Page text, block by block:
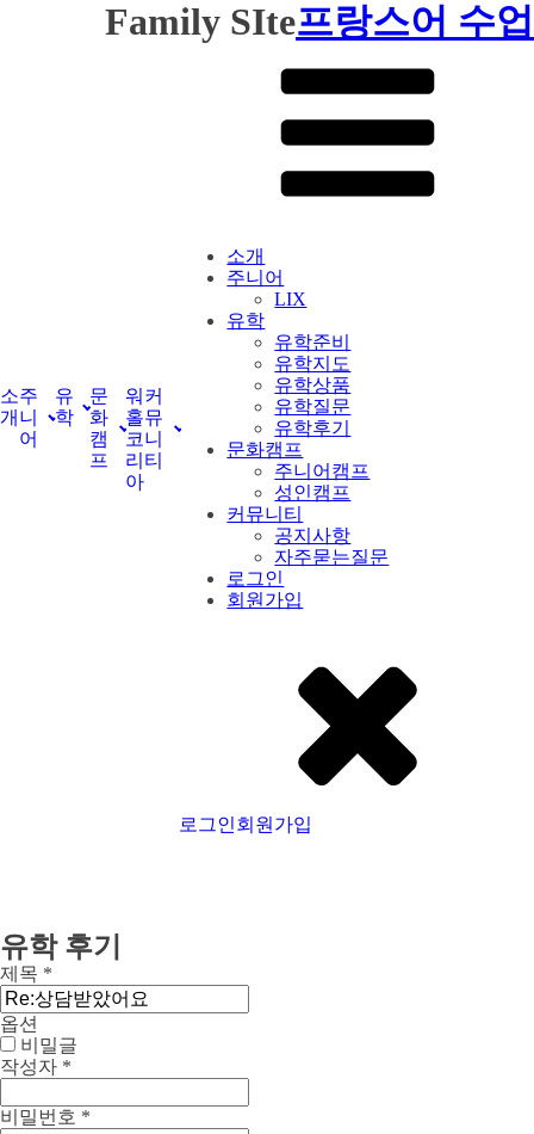
Family SIte프랑스어 수업
소
개
주
니
어
유
학
문
화
캠
프
워
홀
코
리
아
커
뮤
니
티
소개
주니어
LIX
유학
유학준비
유학지도
유학상품
유학질문
유학후기
문화캠프
주니어캠프
성인캠프
커뮤니티
공지사항
자주묻는질문
로그인
회원가입
로그인회원가입
유학 후기
제목 *
옵션
비밀글
작성자 *
비밀번호 *